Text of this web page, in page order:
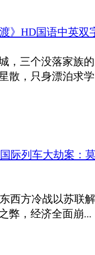
》HD国语中英双
三个没落家族的
散，只身漂泊求
际列车大劫案：
方冷战以苏联
弊，经济全面崩...